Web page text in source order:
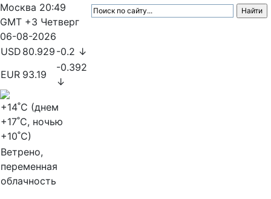
Москва 20:49
GMT +3 Четверг
06-08-2026
USD 80.929 -0.2 ↓
EUR 93.19
-0.392
↓
+14˚C (днем
+17˚C, ночью
+10˚C)
Ветрено,
переменная
облачность